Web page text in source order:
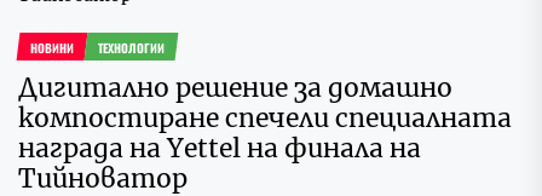
НОВИНИ ТЕХНОЛОГИИ
Дигитално решение за домашно
компостиране спечели специалната
награда на Yettel на финала на
Тийноватор